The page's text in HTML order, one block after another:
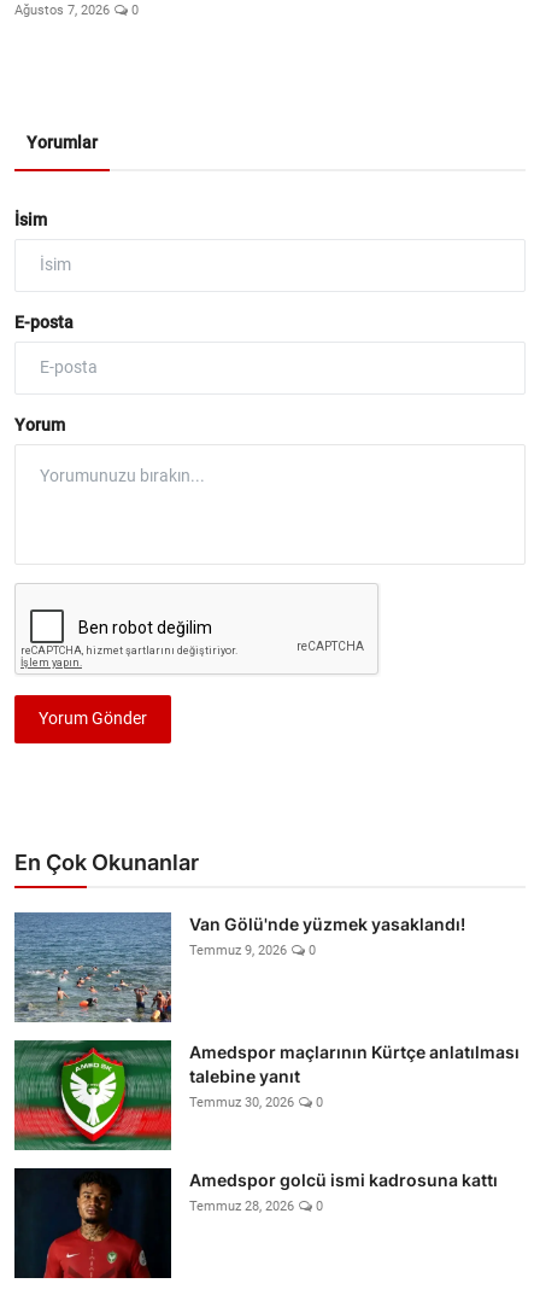
Ağustos 7, 2026 0
Yorumlar
İsim
E-posta
Yorum
Yorum Gönder
En Çok Okunanlar
Van Gölü'nde yüzmek yasaklandı!
Temmuz 9, 2026 0
Amedspor maçlarının Kürtçe anlatılması
talebine yanıt
Temmuz 30, 2026 0
Amedspor golcü ismi kadrosuna kattı
Temmuz 28, 2026 0